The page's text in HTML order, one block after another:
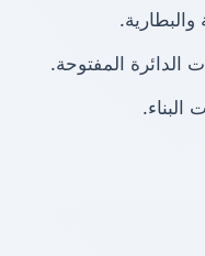
الدائرة المفتوحة.
البناء.